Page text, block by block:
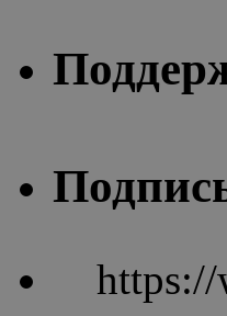
https://